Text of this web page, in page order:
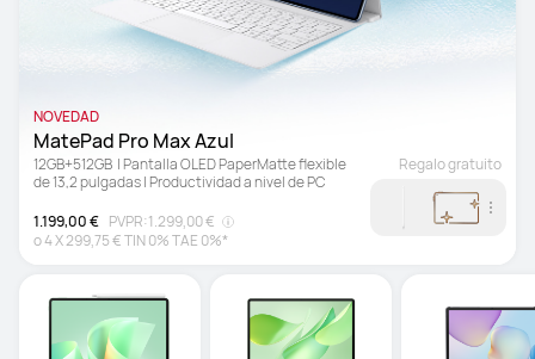
NOVEDAD
MatePad Pro Max Azul
12GB+512GB  | Pantalla OLED PaperMatte flexible
de 13,2 pulgadas | Productividad a nivel de PC
1.199,00 € PVPR:1.299,00 €
o4X299,75 €TIN 0% TAE 0%*
Regalo gratuito